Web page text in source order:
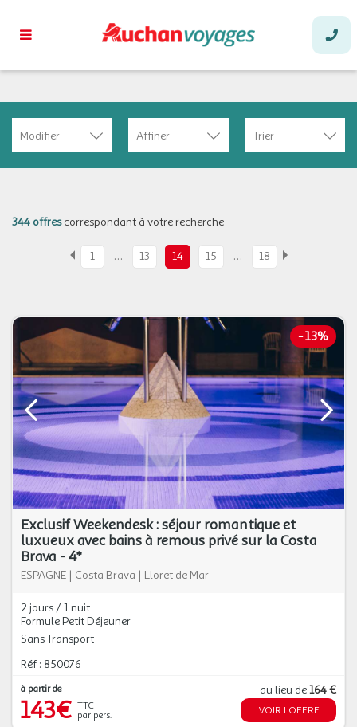
Modifier Affiner Trier
344 offrescorrespondant à votre recherche
1 … 13 14 15 … 18
-13%
Exclusif Weekendesk : séjour romantique et
luxueux avec bains à remous privé sur la Costa
Brava - 4*
ESPAGNE | Costa Brava | Lloret de Mar
2 jours / 1 nuit
Formule Petit Déjeuner
Sans Transport
Réf : 850076
à partir de
143€ TTC
par pers.
au lieu de164 €
VOIR L'OFFRE